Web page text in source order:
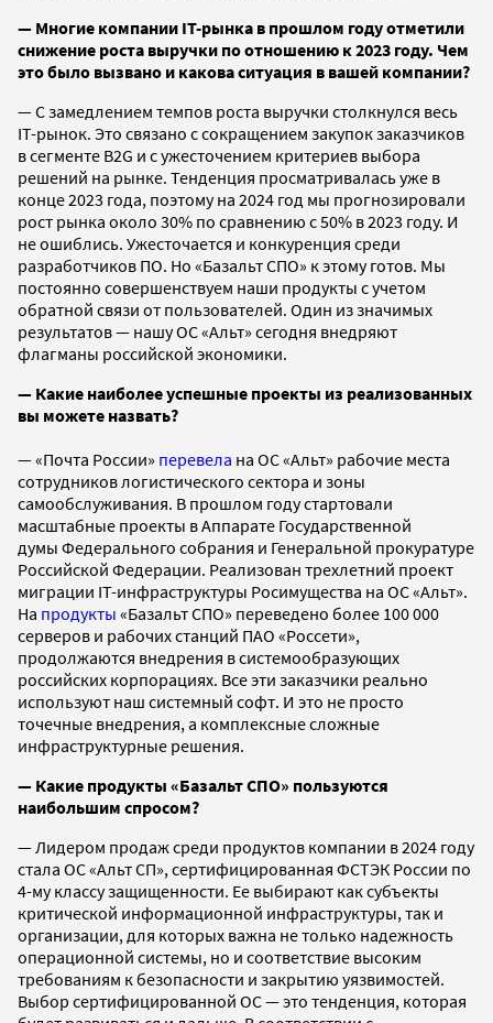
— Многие компании IT-рынка в прошлом году отметили
снижение роста выручки по отношению к 2023 году. Чем
это было вызвано и какова ситуация в вашей компании?
— С замедлением темпов роста выручки столкнулся весь
IT-рынок. Это связано с сокращением закупок заказчиков
в сегменте B2G и с ужесточением критериев выбора
решений на рынке. Тенденция просматривалась уже в
конце 2023 года, поэтому на 2024 год мы прогнозировали
рост рынка около 30% по сравнению с 50% в 2023 году. И
не ошиблись. Ужесточается и конкуренция среди
разработчиков ПО. Но «Базальт СПО» к этому готов. Мы
постоянно совершенствуем наши продукты с учетом
обратной связи от пользователей. Один из значимых
результатов — нашу ОС «Альт» сегодня внедряют
флагманы российской экономики.
— Какие наиболее успешные проекты из реализованных
вы можете назвать?
— «Почта России» перевела на ОС «Альт» рабочие места
сотрудников логистического сектора и зоны
самообслуживания. В прошлом году стартовали
масштабные проекты в Аппарате Государственной
думы Федерального собрания и Генеральной прокуратуре
Российской Федерации. Реализован трехлетний проект
миграции IT-инфраструктуры Росимущества на ОС «Альт».
На продукты «Базальт СПО» переведено более 100 000
серверов и рабочих станций ПАО «Россети»,
продолжаются внедрения в системообразующих
российских корпорациях. Все эти заказчики реально
используют наш системный софт. И это не просто
точечные внедрения, а комплексные сложные
инфраструктурные решения.
— Какие продукты «Базальт СПО» пользуются
наибольшим спросом?
— Лидером продаж среди продуктов компании в 2024 году
стала ОС«Альт СП», сертифицированная ФСТЭК России по
4-му классу защищенности. Ее выбирают как субъекты
критической информационной инфраструктуры, так и
организации, для которых важна не только надежность
операционной системы, но и соответствие высоким
требованиям к безопасности и закрытию уязвимостей.
Выбор сертифицированной ОС — это тенденция, которая